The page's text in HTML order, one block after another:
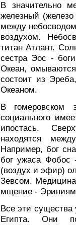
В значительно
железный
между
воздухом.
титан Атлант.
сестра Эос -
Океан,
состоит из
Океаном.
В гомеровском
социального
ипостась.
находятся
Например, бог
бог ужаса
(воздух и эфир)
Зевсом.
мщение -
Все эти существа
Египта. Они